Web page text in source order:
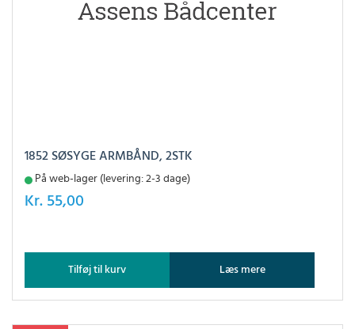
1852 SØSYGE ARMBÅND, 2STK
På web-lager (levering: 2-3 dage)
Kr. 55,00
Tilføj til kurv Læs mere